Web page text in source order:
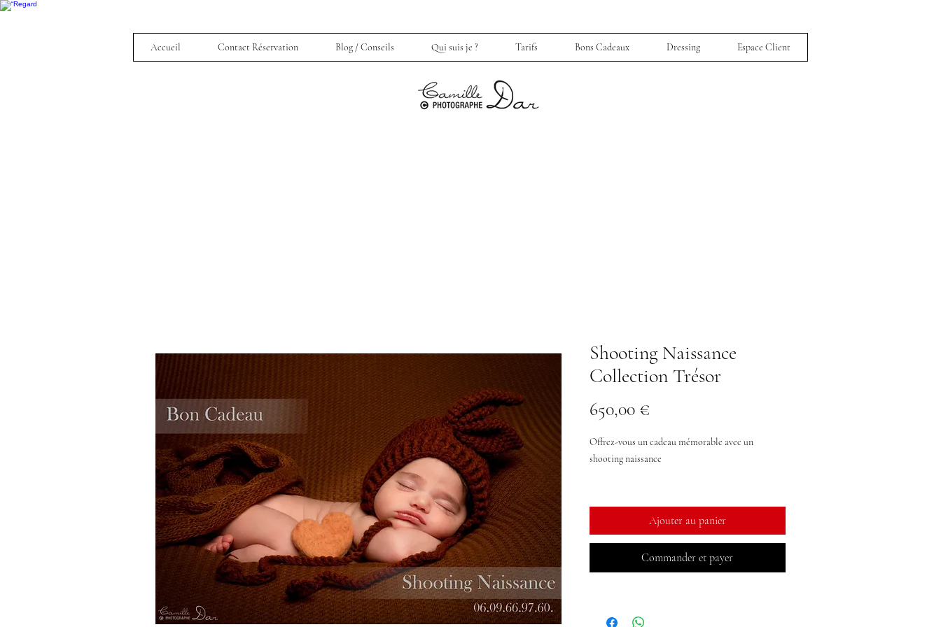
Accueil Contact Réservation Blog / Conseils Qui suis je ? Tarifs Bons Cadeaux Dressing Espace Client
Shooting Naissance
Collection Trésor
650,00 €Prix
Offrez-vous un cadeau mémorable avec un
shooting naissance
frères et sœurs est possible lors de cette séance
Vous recevrez la totalité des photos en HD sous
format numérique, ainsi qu'un album carré 20X20
Ajouter au panier
Commander et payer